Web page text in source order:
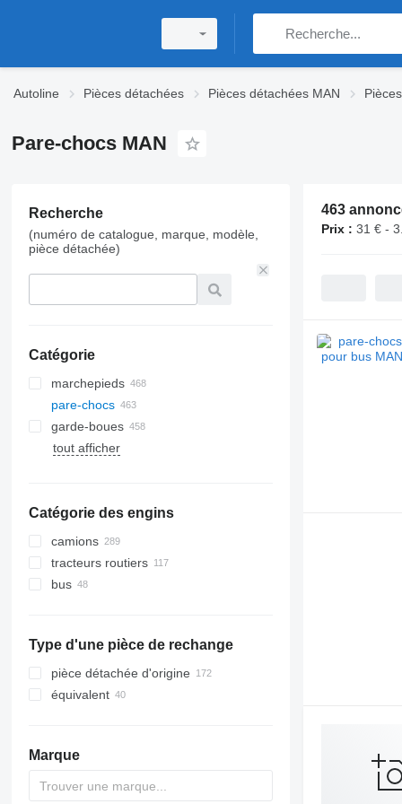
Autoline Pièces détachées Pièces détachées MAN
Pare-chocs MAN
Recherche
(numéro de catalogue, marque, modèle,
pièce détachée)
Catégorie
marchepieds
pare-chocs
garde-boues
tout afficher
Catégorie des engins
camions
tracteurs routiers
bus
Type d'une pièce de rechange
pièce détachée d'origine
équivalent
Marque
463
Prix : 31 € -